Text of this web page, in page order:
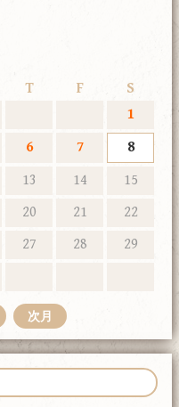
T F
S
1
6 7
8
13 14
15
20 21
22
27 28
29
次月